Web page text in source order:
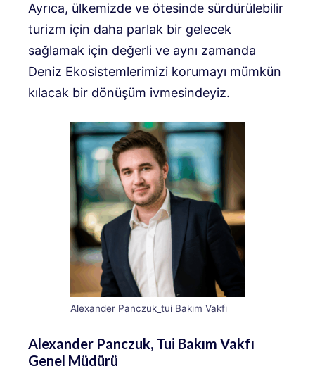
Ayrıca, ülkemizde ve ötesinde sürdürülebilir
turizm için daha parlak bir gelecek
sağlamak için değerli ve aynı zamanda
Deniz Ekosistemlerimizi korumayı mümkün
kılacak bir dönüşüm ivmesindeyiz.
Alexander Panczuk_tui Bakım Vakfı
Alexander Panczuk, Tui Bakım Vakfı
Genel Müdürü